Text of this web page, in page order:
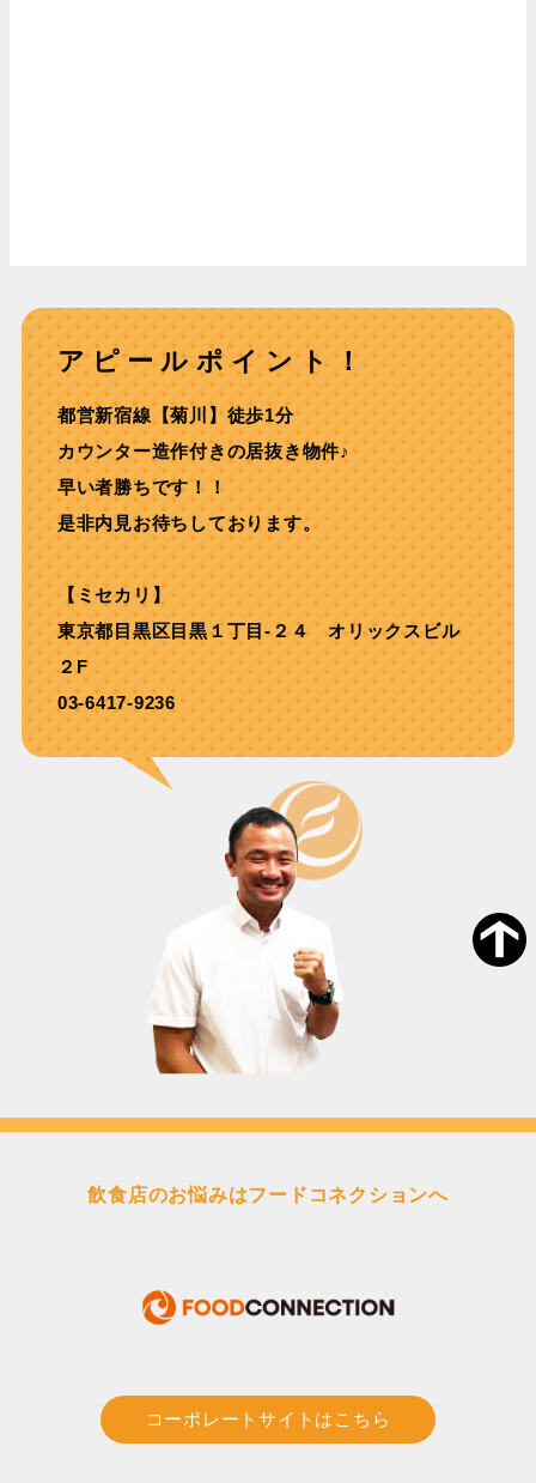
アピールポイント！
都営新宿線【菊川】徒歩1分
カウンター造作付きの居抜き物件♪
早い者勝ちです！！
是非内見お待ちしております。
【ミセカリ】
東京都目黒区目黒１丁目-２４ オリックスビル
２F
03-6417-9236
飲食店のお悩みはフードコネクションへ
コーポレートサイトはこちら